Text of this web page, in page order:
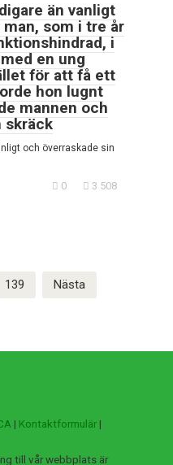
än vanligt
som i tre år
i
en ung
för att få ett
hon lugnt
mannen och
skräck
och överraskade sin
0 3 508
139 Nästa
| Kontaktformulär|
till vår webbplats är